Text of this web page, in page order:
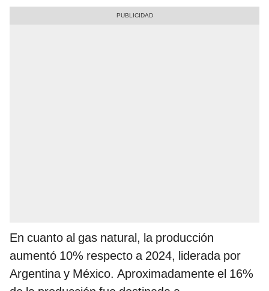
En cuanto al gas natural, la producción
aumentó 10% respecto a 2024, liderada por
Argentina y México. Aproximadamente el 16%